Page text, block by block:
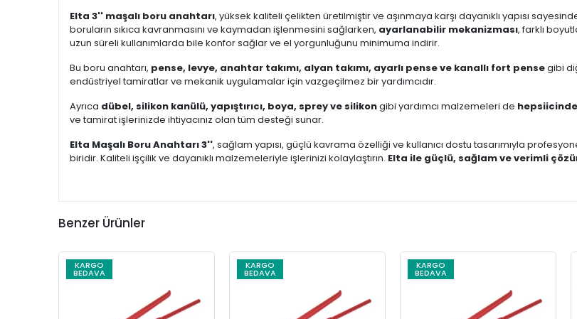
Elta 3'' maşalı boru anahtarı, yüksek kaliteli çelikten üretilmiştir ve aşınmaya karşı dayanıklı yapısı
boruların sıkıca kavranmasını ve kaymadan işlenmesini sağlarken, ayarlanabilir mekanizması, farklı
uzun süreli kullanımlarda bile konfor sağlar ve el yorgunluğunu minimuma indirir.
Bu boru anahtarı, pense, levye, anahtar takımı, alyan takımı, ayarlı pense ve kanallı fort pensegibi
endüstriyel tamiratlar ve mekanik uygulamalar için vazgeçilmez bir yardımcıdır.
Ayrıca dübel, silikon kanülü, yapıştırıcı, boya, sprey ve silikongibi yardımcı malzemeleri de
ve tamirat işlerinizde ihtiyacınız olan tüm desteği sunar.
Elta Maşalı Boru Anahtarı 3'', sağlam yapısı, güçlü kavrama özelliği ve kullanıcı dostu tasarımıyla
biridir. Kaliteli işçilik ve dayanıklı malzemeleriyle işlerinizi kolaylaştırın. Elta ile güçlü, sağlam ve verimli
Benzer Ürünler
KARGO
BEDAVA
KARGO
BEDAVA
KARGO
BEDAVA